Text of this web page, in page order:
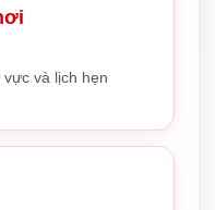
và lịch hẹn